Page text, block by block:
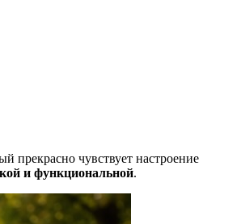
прекрасно чувствует настроение
и функциональной.